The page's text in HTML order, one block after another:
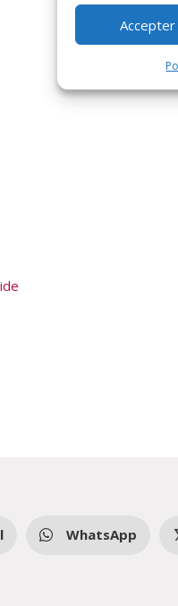
Accepter
WhatsApp